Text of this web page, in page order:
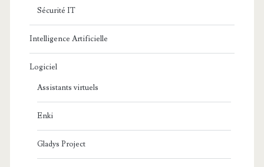
Sécurité IT
Intelligence Artificielle
Logiciel
Assistants virtuels
Enki
Gladys Project